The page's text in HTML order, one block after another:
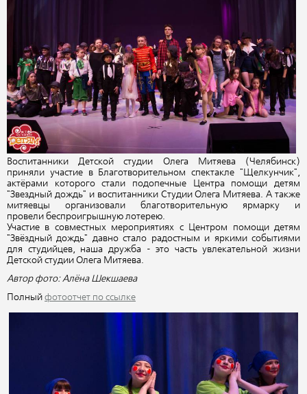
Воспитанники Детской студии Олега Митяева (Челябинск)
приняли участие в Благотворительном спектакле "Щелкунчик",
актёрами которого стали подопечные Центра помощи детям
"Звездный дождь" и воспитанники Студии Олега Митяева. А также
митяевцы организовали благотворительную ярмарку и
провели беспроигрышную лотерею.
Участие в совместных мероприятиях с Центром помощи детям
"Звёздный дождь"
давно стало радостным и яркими событиями
для студийцев, наша дружба - это часть увлекательной жизни
Детской студии Олега Митяева.
Автор фото: Алёна Шекшаева
Полный фотоотчет по ссылке